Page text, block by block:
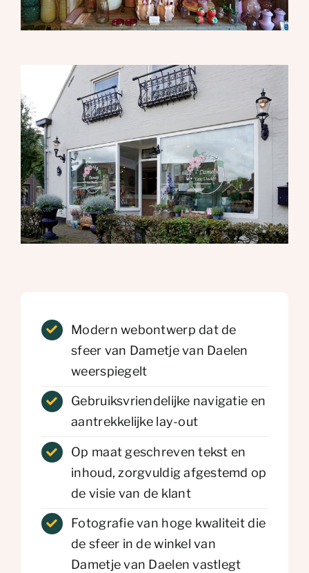
Modern webontwerp dat de
sfeer van Dametje van Daelen
weerspiegelt
Gebruiksvriendelijke navigatie en
aantrekkelijke lay-out
Op maat geschreven tekst en
inhoud, zorgvuldig afgestemd op
de visie van de klant
Fotografie van hoge kwaliteit die
de sfeer in de winkel van
Dametje van Daelen vastlegt